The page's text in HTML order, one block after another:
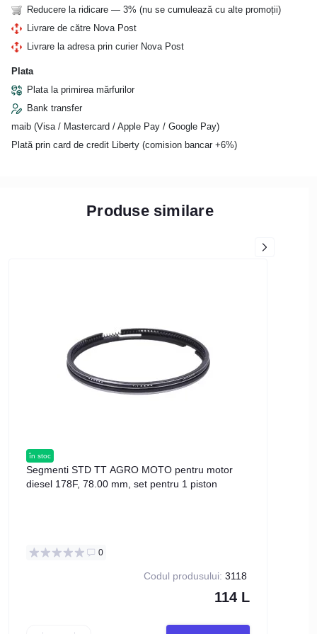
Reducere la ridicare — 3% (nu se cumulează cu alte promoții)
Livrare de către Nova Post
Livrare la adresa prin curier Nova Post
Plata
Plata la primirea mărfurilor
Bank transfer
maib (Visa / Mastercard / Apple Pay / Google Pay)
Plată prin card de credit Liberty (comision bancar +6%)
Produse similare
în stoc
Segmenti STD TT AGRO MOTO pentru motor
diesel 178F, 78.00 mm, set pentru 1 piston
0
Codul produsului: 3118
114 L